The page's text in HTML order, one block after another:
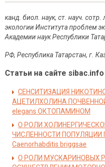
канд. биол. наук, ст. науч.
экологии Института проблем
Академии наук Республики
РФ, Республика Татарстан, г.
Статьи на сайте sibac.info
СЕНСИТИЗАЦИЯ
АЦЕТИЛХОЛИНА
elegans ОКТОПАМИНОМ
О РОЛИ
ЧИСЛЕННОСТИ
Caenorhabditis briggsae
О РОЛИ МУСКАРИНОВЫХ